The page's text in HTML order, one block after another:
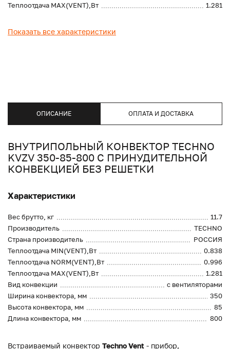
Теплоотдача MAX(VENT),Вт
1.281
Показать все характеристики
ОПИСАНИЕ ОПЛАТА И ДОСТАВКА
ВНУТРИПОЛЬНЫЙ КОНВЕКТОР TECHNO
KVZV 350-85-800 С ПРИНУДИТЕЛЬНОЙ
КОНВЕКЦИЕЙ БЕЗ РЕШЕТКИ
Характеристики
Вес брутто, кг
11.7
Производитель
TECHNO
Страна производитель
РОССИЯ
Теплоотдача MIN(VENT),Вт
0.838
Теплоотдача NORM(VENT),Вт
0.996
Теплоотдача MAX(VENT),Вт
1.281
Вид конвекции
с вентиляторами
Ширина конвектора, мм
350
Высота конвектора, мм
85
Длина конвектора, мм
800
Встраиваемый конвектор Techno Vent - прибор,